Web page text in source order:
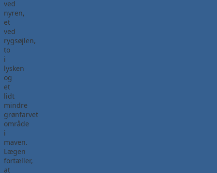
ved
nyren,
et
ved
rygsøjlen,
to
i
lysken
og
et
lidt
mindre
grønfarvet
område
i
maven.
Lægen
fortæller,
at